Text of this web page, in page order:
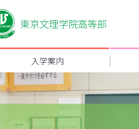
東京文理学院高等部
入学案内